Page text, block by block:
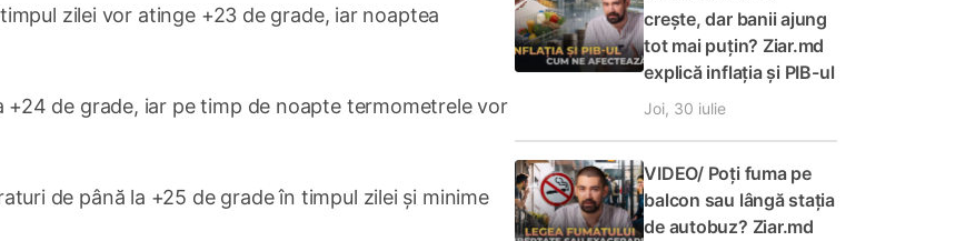
zilei vor atinge +23 de grade, iar noaptea
+24 de grade, iar pe timp de noapte termometrele vor
de până la +25 de grade în timpul zilei și minime
crește, dar banii ajung
tot mai puțin? Ziar.md
explică inflația și PIB-ul
Joi, 30 iulie
VIDEO/ Poți fuma pe
balcon sau lângă stația
de autobuz? Ziar.md